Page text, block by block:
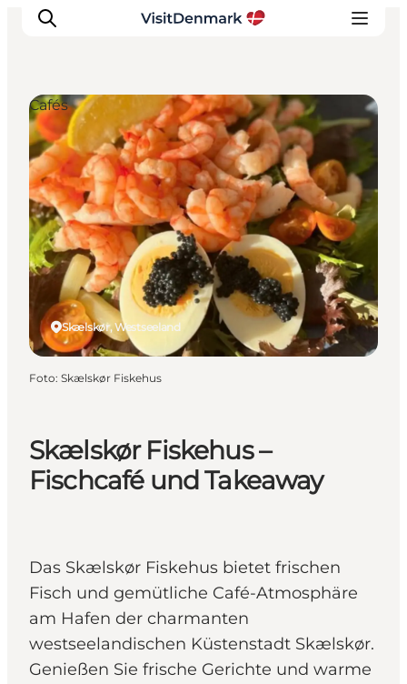
Inspiration
Regionen
Erlebnisse
Unterkünfte
Reiseplanung
Skælskør Fiskehus –
Fischcafé und Takeaway
Das Skælskør Fiskehus bietet frischen
Fisch und gemütliche Café-Atmosphäre
am Hafen der charmanten
westseelandischen Küstenstadt Skælskør.
Genießen Sie frische Gerichte und warme
Skælskør, Westseeland
Cafés
Foto: Skælskør Fiskehus